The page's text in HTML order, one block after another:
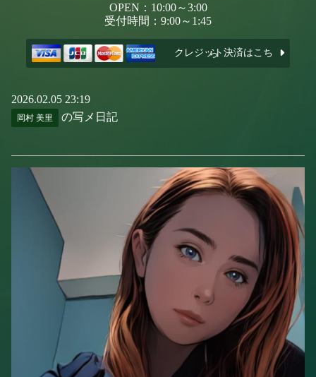
OPEN：10:00～3:00
受付時間：9:00～1:45
クレジット決済はこちら
2026.02.05 23:19
岡村 美里 の写メ日記